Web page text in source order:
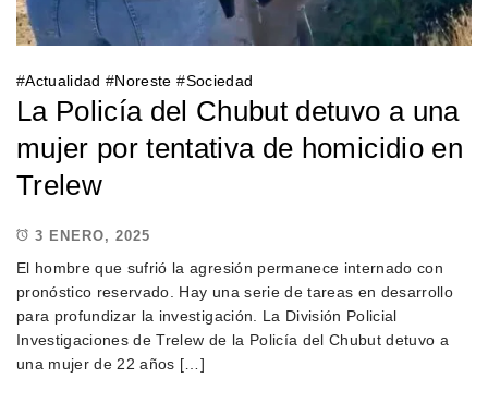
#Actualidad #Noreste #Sociedad
La Policía del Chubut detuvo a una
mujer por tentativa de homicidio en
Trelew
3 ENERO, 2025
El hombre que sufrió la agresión permanece internado con
pronóstico reservado. Hay una serie de tareas en desarrollo
para profundizar la investigación. La División Policial
Investigaciones de Trelew de la Policía del Chubut detuvo a
una mujer de 22 años […]